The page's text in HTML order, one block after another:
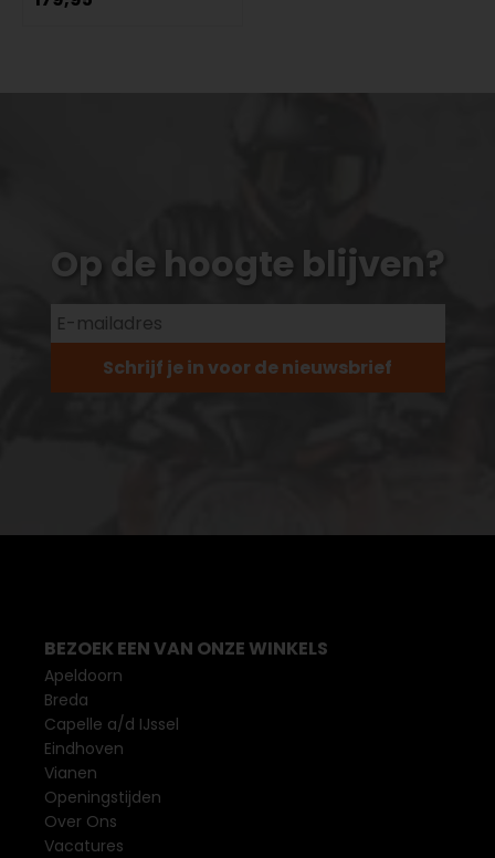
Op de hoogte blijven?
Schrijf je in voor de nieuwsbrief
BEZOEK EEN VAN ONZE WINKELS
Apeldoorn
Breda
Capelle a/d IJssel
Eindhoven
Vianen
Openingstijden
Over Ons
Vacatures